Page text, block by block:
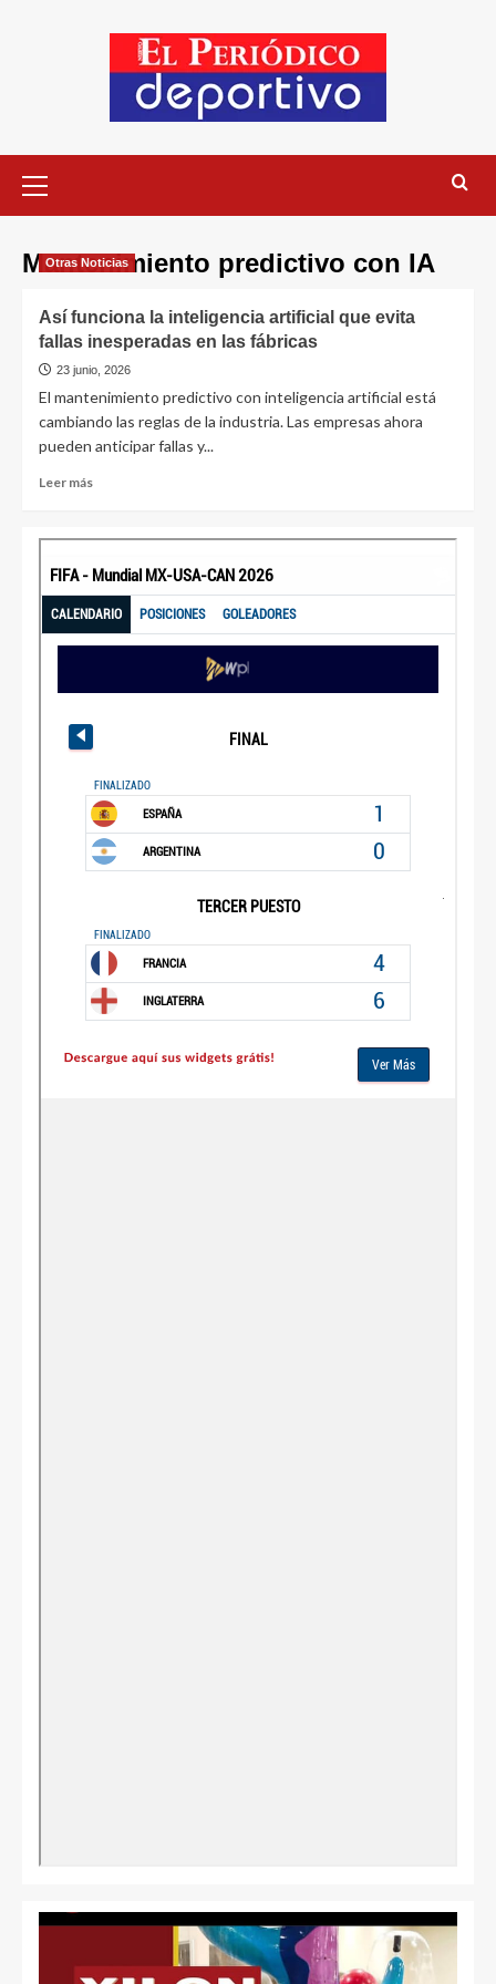
Mantenimiento predictivo con IA
Otras Noticias
Así funciona la inteligencia artificial que evita
fallas inesperadas en las fábricas
23 junio, 2026
El mantenimiento predictivo con inteligencia artificial está
cambiando las reglas de la industria. Las empresas ahora
pueden anticipar fallas y...
Leer más